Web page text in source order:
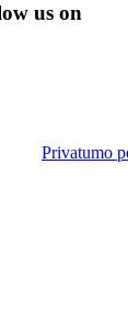
us on
Privatumo